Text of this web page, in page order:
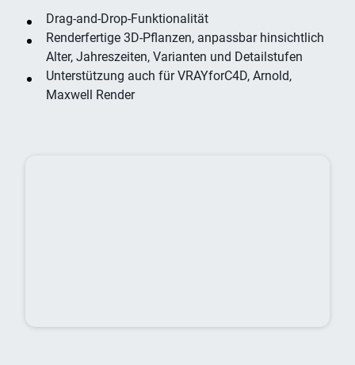
Drag-and-Drop-Funktionalität
Renderfertige 3D-Pflanzen, anpassbar hinsichtlich
Alter, Jahreszeiten, Varianten und Detailstufen
Unterstützung auch für VRAYforC4D, Arnold,
Maxwell Render